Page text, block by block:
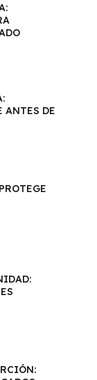
ANTES DE